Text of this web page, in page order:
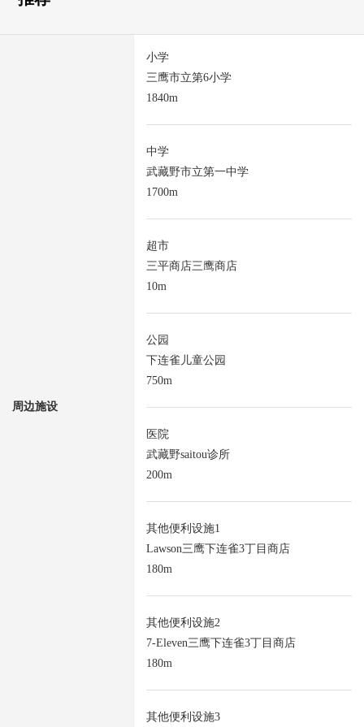
周边施设
小学
三鹰市立第6小学
1840m
中学
武藏野市立第一中学
1700m
超市
三平商店三鹰商店
10m
公园
下连雀儿童公园
750m
医院
武藏野saitou诊所
200m
其他便利设施1
Lawson三鹰下连雀3丁目商店
180m
其他便利设施2
7-Eleven三鹰下连雀3丁目商店
180m
其他便利设施3